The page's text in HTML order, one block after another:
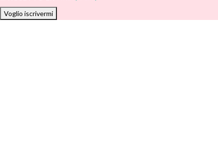
Voglio iscrivermi